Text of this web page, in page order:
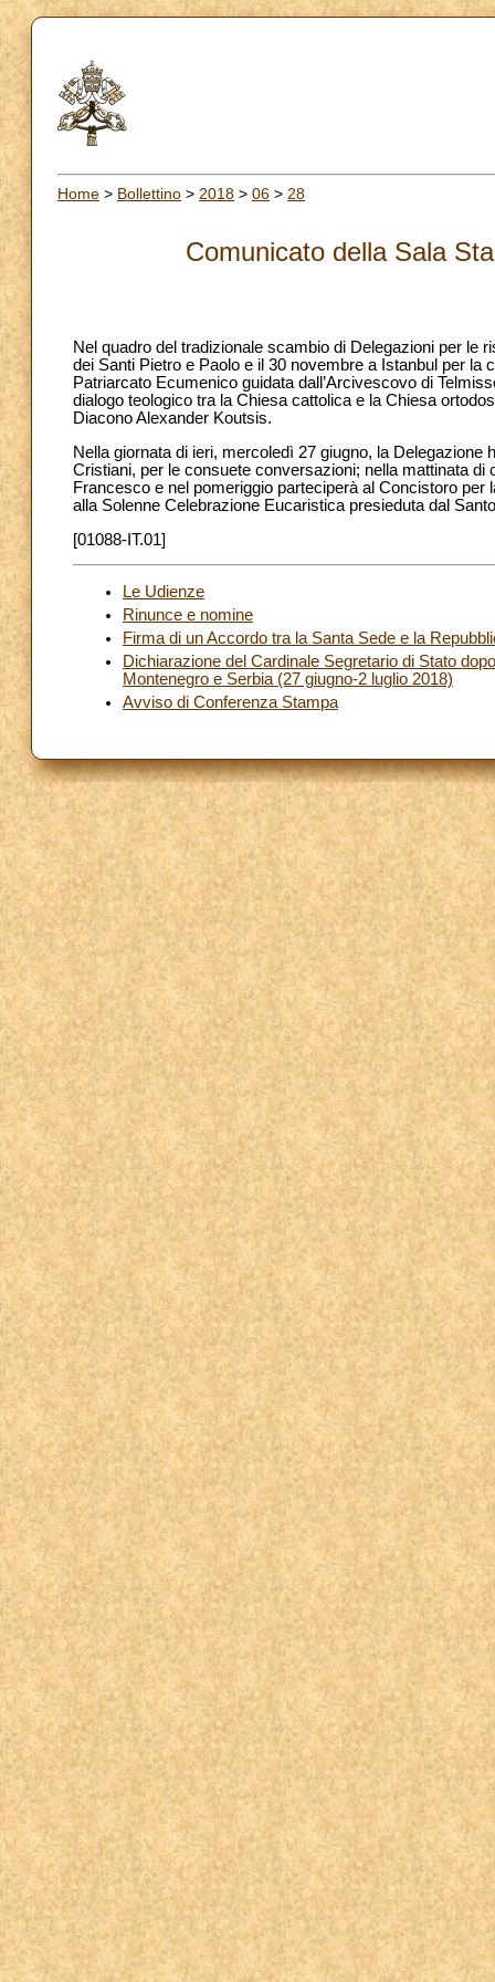
Home > Bollettino > 2018 > 06 > 28
Comunicato della Sala
Nel quadro del tradizionale scambio di Delegazioni per le
dei Santi Pietro e Paolo e il 30 novembre a Istanbul per la
Patriarcato Ecumenico guidata dall’Arcivescovo di
dialogo teologico tra la Chiesa cattolica e la Chiesa
Diacono Alexander Koutsis.
Nella giornata di ieri, mercoledì 27 giugno, la Delegazione
Cristiani, per le consuete conversazioni; nella mattinata
Francesco e nel pomeriggio parteciperà al Concistoro
alla Solenne Celebrazione Eucaristica presieduta dal
[01088-IT.01]
Le Udienze
Rinunce e nomine
Firma di un Accordo tra la Santa Sede e la
Dichiarazione del Cardinale Segretario di Stato
Montenegro e Serbia (27 giugno-2 luglio 2018)
Avviso di Conferenza Stampa